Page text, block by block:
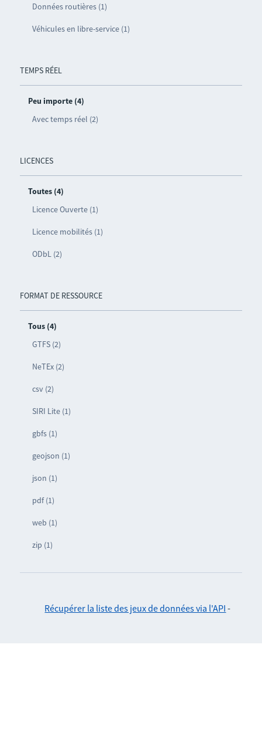
Données routières (1)
Véhicules en libre-service (1)
TEMPS RÉEL
Peu importe (4)
Avec temps réel (2)
LICENCES
Toutes (4)
Licence Ouverte (1)
Licence mobilités (1)
ODbL (2)
FORMAT DE RESSOURCE
Tous (4)
GTFS (2)
NeTEx (2)
csv (2)
SIRI Lite (1)
gbfs (1)
geojson (1)
json (1)
pdf (1)
web (1)
zip (1)
Récupérer la liste des jeux de données via l'API -